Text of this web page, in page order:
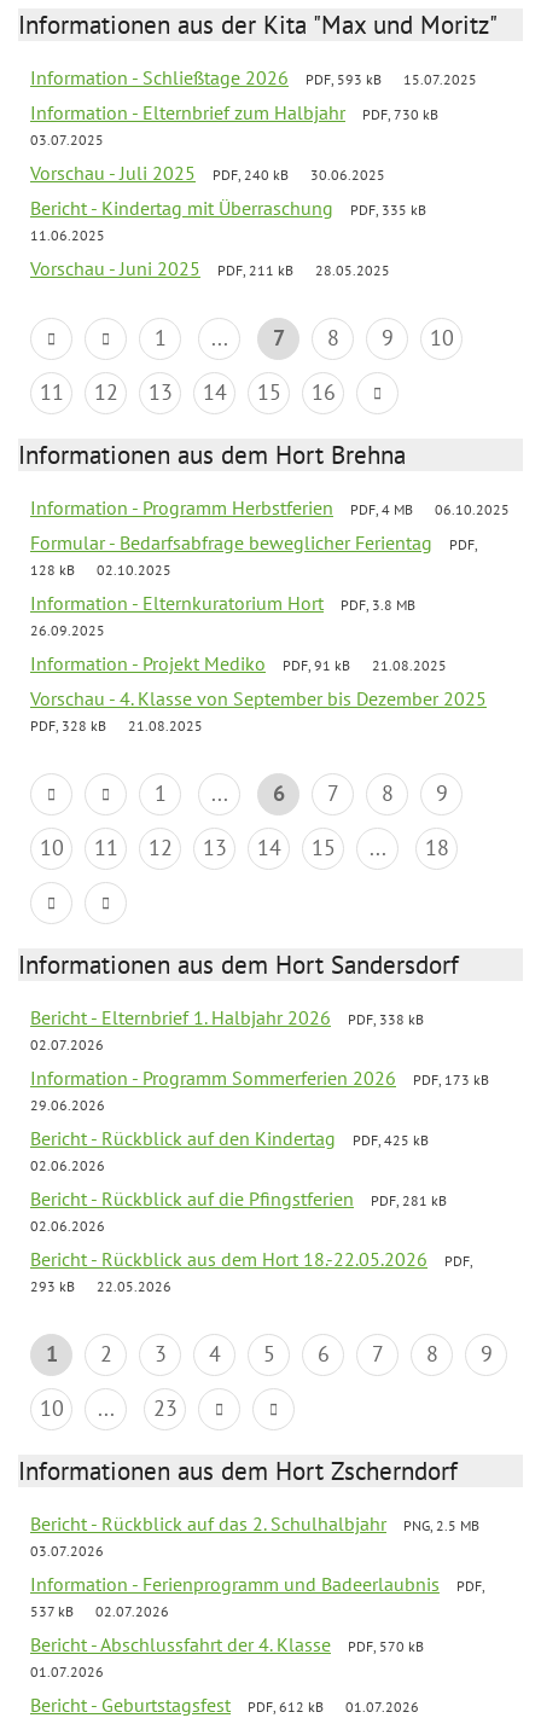
Informationen aus der Kita "Max und Moritz"
Information - Schließtage 2026 PDF, 593 kB 15.07.2025
Information - Elternbrief zum Halbjahr
PDF, 730 kB
03.07.2025
Vorschau - Juli 2025 PDF, 240 kB 30.06.2025
Bericht - Kindertag mit Überraschung
PDF, 335 kB
11.06.2025
Vorschau - Juni 2025 PDF, 211 kB 28.05.2025
1 ... 7 8 9
10
11
12 13 14 15 16
Informationen aus dem Hort Brehna
Information - Programm Herbstferien PDF, 4 MB 06.10.2025
Formular - Bedarfsabfrage beweglicher Ferientag
PDF,
128 kB
02.10.2025
Information - Elternkuratorium Hort
PDF, 3.8 MB
26.09.2025
Information - Projekt Mediko PDF, 91 kB 21.08.2025
Vorschau - 4. Klasse von September bis Dezember 2025
PDF, 328 kB 21.08.2025
1 ... 6 7 8
9
10
11 12 13 14 15 ... 18
Informationen aus dem Hort Sandersdorf
Bericht - Elternbrief 1. Halbjahr 2026
PDF, 338 kB
02.07.2026
Information - Programm Sommerferien 2026
PDF, 173 kB
29.06.2026
Bericht - Rückblick auf den Kindertag
PDF, 425 kB
02.06.2026
Bericht - Rückblick auf die Pfingstferien
PDF, 281 kB
02.06.2026
Bericht - Rückblick aus dem Hort 18.-22.05.2026
PDF,
293 kB
22.05.2026
1 2 3 4 5 6 7 8
9
10
... 23
Informationen aus dem Hort Zscherndorf
Bericht - Rückblick auf das 2. Schulhalbjahr
PNG, 2.5 MB
03.07.2026
Information - Ferienprogramm und Badeerlaubnis
PDF,
537 kB
02.07.2026
Bericht - Abschlussfahrt der 4. Klasse
PDF, 570 kB
01.07.2026
Bericht - Geburtstagsfest PDF, 612 kB 01.07.2026